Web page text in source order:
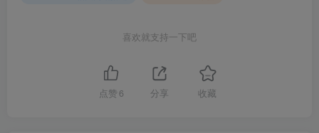
喜欢就支持一下吧
点赞 6 分享 收藏